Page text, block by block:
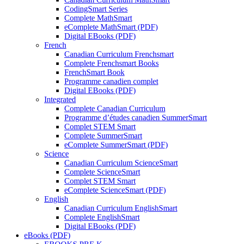
CodingSmart Series
Complete MathSmart
eComplete MathSmart (PDF)
Digital EBooks (PDF)
French
Canadian Curriculum Frenchsmart
Complete Frenchsmart Books
FrenchSmart Book
Programme canadien complet
Digital EBooks (PDF)
Integrated
Complete Canadian Curriculum
Programme d’études canadien SummerSmart
Complet STEM Smart
Complete SummerSmart
eComplete SummerSmart (PDF)
Science
Canadian Curriculum ScienceSmart
Complete ScienceSmart
Complet STEM Smart
eComplete ScienceSmart (PDF)
English
Canadian Curriculum EnglishSmart
Complete EnglishSmart
Digital EBooks (PDF)
eBooks (PDF)